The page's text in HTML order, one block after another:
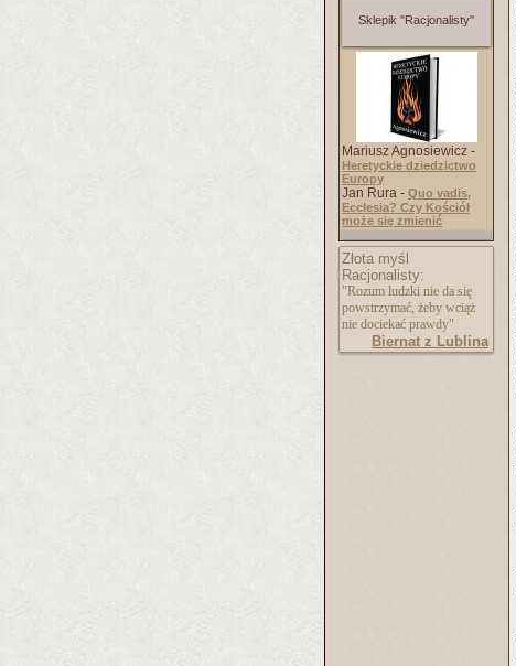
Sklepik "Racjonalisty"
Mariusz Agnosiewicz -
Heretyckie dziedzictwo
Europy
Jan Rura - Quo vadis,
Ecclesia? Czy Kościół
może się zmienić
Złota myśl
Racjonalisty:
"Rozum ludzki nie da się
powstrzymać, żeby wciąż
nie dociekać prawdy"
Biernat z Lublina